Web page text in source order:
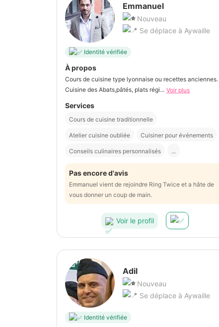
Emmanuel
Nouveau
Se déplace à Aywaille
Identité vérifiée
À propos
Cours de cuisine type lyonnaise ou recettes anciennes.
Cuisine des Abats,pâtés, plats régi... Voir plus
Services
Cours de cuisine traditionnelle
Atelier cuisine oubliée Cuisiner pour événements
Conseils culinaires personnalisés ...
Pas encore d'avis
Emmanuel vient de rejoindre Ring Twice et a hâte de
vous donner un coup de main.
Voir le profil
Adil
Nouveau
Se déplace à Aywaille
Identité vérifiée